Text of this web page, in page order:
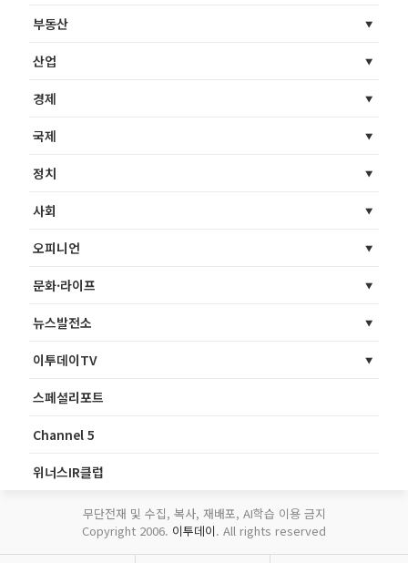
부동산
산업
경제
국제
정치
사회
오피니언
문화·라이프
뉴스발전소
이투데이TV
스페셜리포트
Channel 5
위너스IR클럽
무단전재 및 수집, 복사, 재배포, AI학습 이용 금지
Copyright 2006. 이투데이. All rights reserved